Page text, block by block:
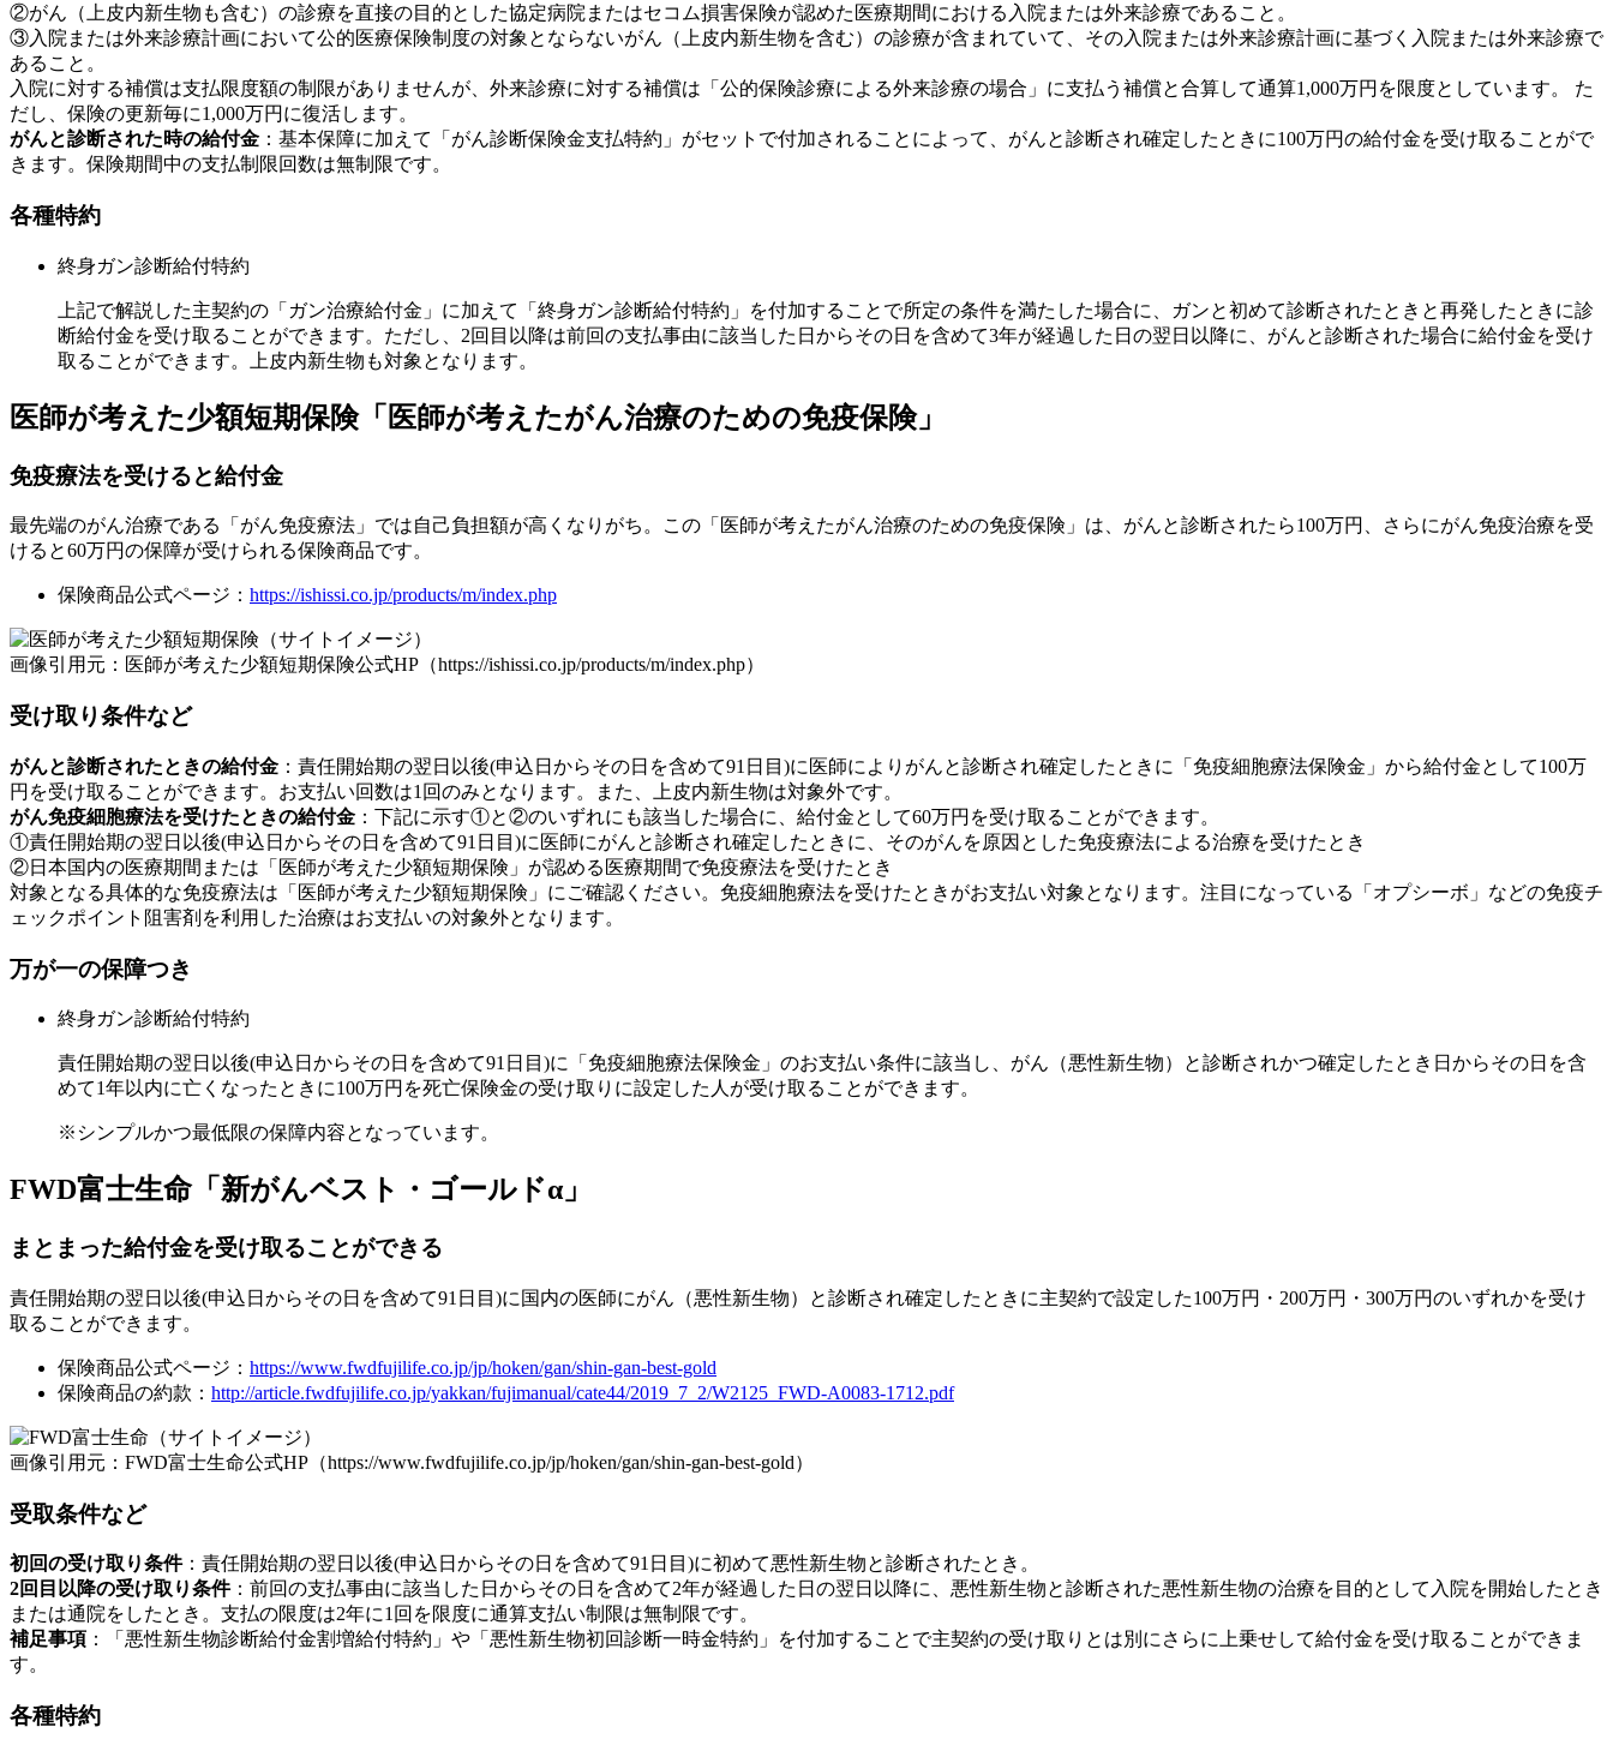
②がん（上皮内新生物も含む）の診療を直接の目的とした協定病院またはセコム損害保険が認めた医療期間における入院または外来診療であること。
③入院または外来診療計画において公的医療保険制度の対象とならないがん（上皮内新生物を含む）の診療が含まれていて、その入院または外来診療計画に基づく入院または外来診療で
あること。
入院に対する補償は支払限度額の制限がありませんが、外来診療に対する補償は「公的保険診療による外来診療の場合」に支払う補償と合算して通算1,000万円を限度としています。 た
だし、保険の更新毎に1,000万円に復活します。
がんと診断された時の給付金 ：基本保障に加えて「がん診断保険金支払特約」がセットで付加されることによって、がんと診断され確定したときに100万円の給付金を受け取ることがで
きます。保険期間中の支払制限回数は無制限です。
各種特約
終身ガン診断給付特約
上記で解説した主契約の「ガン治療給付金」に加えて「終身ガン診断給付特約」を付加することで所定の条件を満たした場合に、ガンと初めて診断されたときと再発したときに診
断給付金を受け取ることができます。ただし、2回目以降は前回の支払事由に該当した日からその日を含めて3年が経過した日の翌日以降に、がんと診断された場合に給付金を受け
取ることができます。上皮内新生物も対象となります。
医師が考えた少額短期保険「医師が考えたがん治療のための免疫保険」
免疫療法を受けると給付金
最先端のがん治療である「がん免疫療法」では自己負担額が高くなりがち。この「医師が考えたがん治療のための免疫保険」は、がんと診断されたら100万円、さらにがん免疫治療を受
けると60万円の保障が受けられる保険商品です。
保険商品公式ページ： https://ishissi.co.jp/products/m/index.php
画像引用元：医師が考えた少額短期保険公式HP（https://ishissi.co.jp/products/m/index.php）
受け取り条件など
がんと診断されたときの給付金 ：責任開始期の翌日以後(申込日からその日を含めて91日目)に医師によりがんと診断され確定したときに「免疫細胞療法保険金」から給付金として100万
円を受け取ることができます。お支払い回数は1回のみとなります。また、上皮内新生物は対象外です。
がん免疫細胞療法を受けたときの給付金 ：下記に示す①と②のいずれにも該当した場合に、給付金として60万円を受け取ることができます。
①責任開始期の翌日以後(申込日からその日を含めて91日目)に医師にがんと診断され確定したときに、そのがんを原因とした免疫療法による治療を受けたとき
②日本国内の医療期間または「医師が考えた少額短期保険」が認める医療期間で免疫療法を受けたとき
対象となる具体的な免疫療法は「医師が考えた少額短期保険」にご確認ください。免疫細胞療法を受けたときがお支払い対象となります。注目になっている「オプシーボ」などの免疫チ
ェックポイント阻害剤を利用した治療はお支払いの対象外となります。
万が一の保障つき
終身ガン診断給付特約
責任開始期の翌日以後(申込日からその日を含めて91日目)に「免疫細胞療法保険金」のお支払い条件に該当し、がん（悪性新生物）と診断されかつ確定したとき日からその日を含
めて1年以内に亡くなったときに100万円を死亡保険金の受け取りに設定した人が受け取ることができます。
※シンプルかつ最低限の保障内容となっています。
FWD富士生命「新がんベスト・ゴールドα」
まとまった給付金を受け取ることができる
責任開始期の翌日以後(申込日からその日を含めて91日目)に国内の医師にがん（悪性新生物）と診断され確定したときに主契約で設定した100万円・200万円・300万円のいずれかを受け
取ることができます。
保険商品公式ページ： https://www.fwdfujilife.co.jp/jp/hoken/gan/shin-gan-best-gold
保険商品の約款： http://article.fwdfujilife.co.jp/yakkan/fujimanual/cate44/2019_7_2/W2125_FWD-A0083-1712.pdf
画像引用元：FWD富士生命公式HP（https://www.fwdfujilife.co.jp/jp/hoken/gan/shin-gan-best-gold）
受取条件など
初回の受け取り条件：責任開始期の翌日以後(申込日からその日を含めて91日目)に初めて悪性新生物と診断されたとき。
2回目以降の受け取り条件：前回の支払事由に該当した日からその日を含めて2年が経過した日の翌日以降に、悪性新生物と診断された悪性新生物の治療を目的として入院を開始したとき
または通院をしたとき。支払の限度は2年に1回を限度に通算支払い制限は無制限です。
補足事項 ：「悪性新生物診断給付金割増給付特約」や「悪性新生物初回診断一時金特約」を付加することで主契約の受け取りとは別にさらに上乗せして給付金を受け取ることができま
す。
各種特約